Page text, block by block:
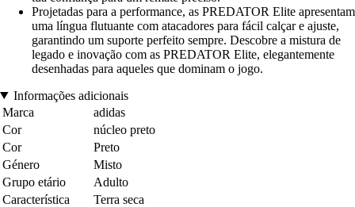
Projetadas para a performance, as PREDATOR Elite apresentam
uma língua flutuante com atacadores para fácil calçar e ajuste,
garantindo um suporte perfeito sempre. Descobre a mistura de
legado e inovação com as PREDATOR Elite, elegantemente
desenhadas para aqueles que dominam o jogo.
Informações adicionais
Marca
adidas
Cor
núcleo preto
Cor
Preto
Género
Misto
Grupo etário
Adulto
Característica
Terra seca